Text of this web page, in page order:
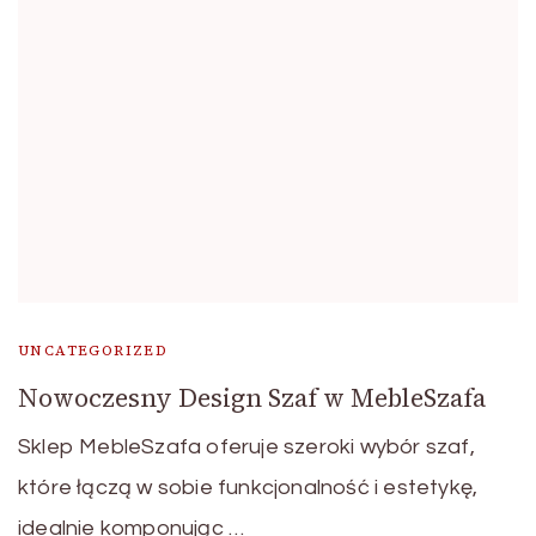
UNCATEGORIZED
Nowoczesny Design Szaf w MebleSzafa
Sklep MebleSzafa oferuje szeroki wybór szaf,
które łączą w sobie funkcjonalność i estetykę,
idealnie komponując …